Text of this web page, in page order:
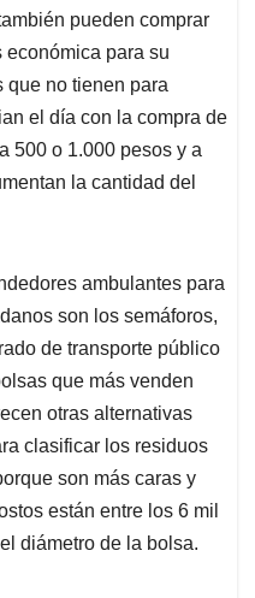
pueden comprar
económica para su
que no tienen para
el día con la compra de
500 o 1.000 pesos y a
la cantidad del
ambulantes para
son los semáforos,
de transporte público
que más venden
otras alternativas
clasificar los residuos
son más caras y
están entre los 6 mil
diámetro de la bolsa.